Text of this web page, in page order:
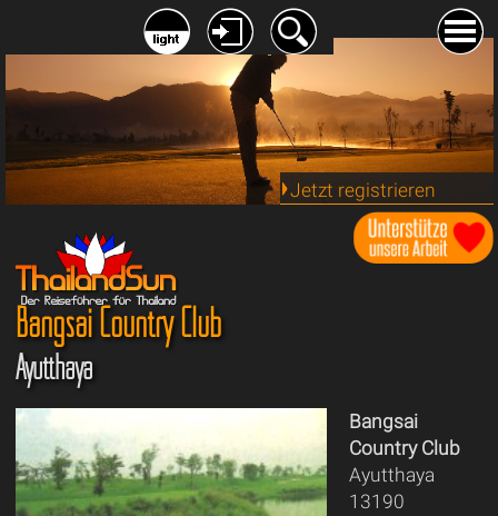
Jetzt registrieren
Bangsai Country Club
Ayutthaya
Bangsai
Country Club
Ayutthaya
13190